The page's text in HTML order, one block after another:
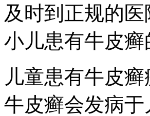
及时到正规的
小儿患有牛皮
儿童患有牛皮
牛皮癣会发病